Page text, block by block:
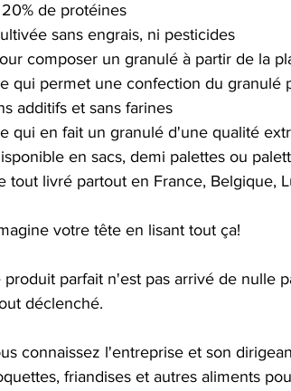
20% de protéines
sans engrais, ni pesticides
composer un granulé à partir de la
qui permet une confection du granulé
additifs et sans farines
qui en fait un granulé d'une qualité
en sacs, demi palettes ou
tout livré partout en France, Belgique,
votre tête en lisant tout ça!
produit parfait n'est pas arrivé de nulle
déclenché.
connaissez l'entreprise et son
friandises et autres aliments